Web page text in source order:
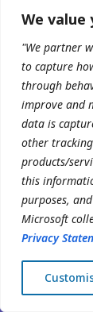
We value
"We partner
to capture
through
improve and
data is
other
products/
this
purposes,
Microsoft
Privacy
Puis-je
Les
Ai-je
Power BI?